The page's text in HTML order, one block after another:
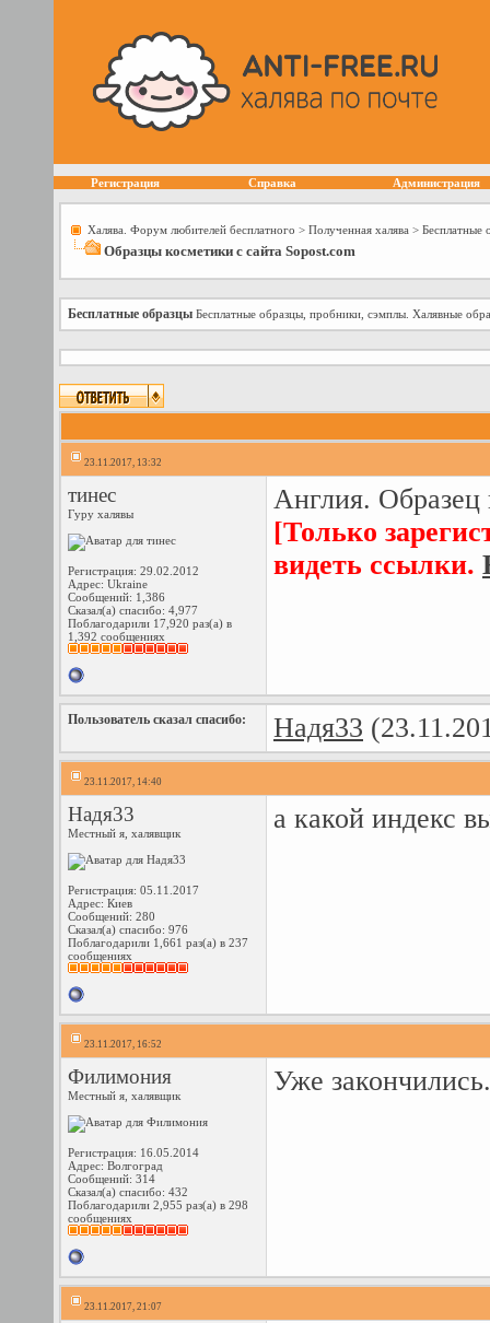
Регистрация Справка Администрация
Халява. Форум любителей бесплатного > Полученная халява > Бесплатные
Образцы косметики с сайта Sopost.com
Бесплатные образцы Бесплатные образцы, пробники, сэмплы. Халявные
23.11.2017, 13:32
тинес
Гуру халявы
Регистрация: 29.02.2012
Адрес: Ukraine
Сообщений: 1,386
Сказал(а) спасибо: 4,977
Поблагодарили 17,920 раз(а) в
1,392 сообщениях
Англия. Образец
[Только
видеть ссылки.
Пользователь сказал cпасибо: Надя33
23.11.2017, 14:40
Надя33
Местный я, халявщик
Регистрация: 05.11.2017
Адрес: Киев
Сообщений: 280
Сказал(а) спасибо: 976
Поблагодарили 1,661 раз(а) в 237
сообщениях
а какой индекс
23.11.2017, 16:52
Филимония
Местный я, халявщик
Регистрация: 16.05.2014
Адрес: Волгоград
Сообщений: 314
Сказал(а) спасибо: 432
Поблагодарили 2,955 раз(а) в 298
сообщениях
Уже
23.11.2017, 21:07